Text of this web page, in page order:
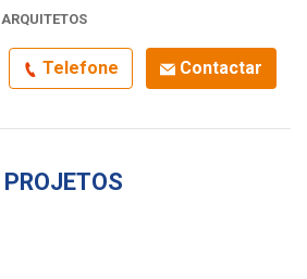
ARQUITETOS
Telefone Contactar
PROJETOS